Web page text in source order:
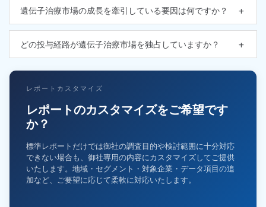
遺伝子治療市場の成長を牽引している要因は何ですか？
どの投与経路が遺伝子治療市場を独占していますか？
レポートカスタマイズ
レポートのカスタマイズをご希望です
か？
標準レポートだけでは御社の調査目的や検討範囲に十分対応
できない場合も、御社専用の内容にカスタマイズしてご提供
いたします。地域・セグメント・対象企業・データ項目の追
加など、ご要望に応じて柔軟に対応いたします。